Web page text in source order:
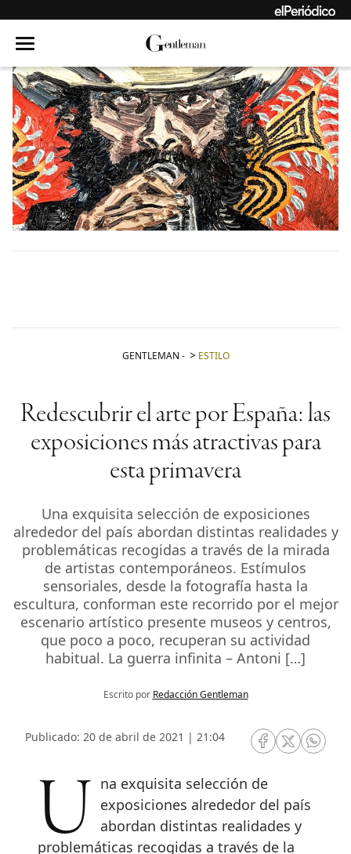
GENTLEMAN - ESTILO
Redescubrir el arte por España: las
exposiciones más atractivas para
esta primavera
Una exquisita selección de exposiciones
alrededor del país abordan distintas realidades y
problemáticas recogidas a través de la mirada
de artistas contemporáneos. Estímulos
sensoriales, desde la fotografía hasta la
escultura, conforman este recorrido por el mejor
escenario artístico presente museos y centros,
que poco a poco, recuperan su actividad
habitual. La guerra infinita – Antoni […]
Escrito por Redacción Gentleman
Publicado: 20 de abril de 2021 | 21:04
RRSS Facebook
RRSSRRSS
Una exquisita selección de
exposiciones alrededor del país
abordan distintas realidades y
problemáticas recogidas a través de la